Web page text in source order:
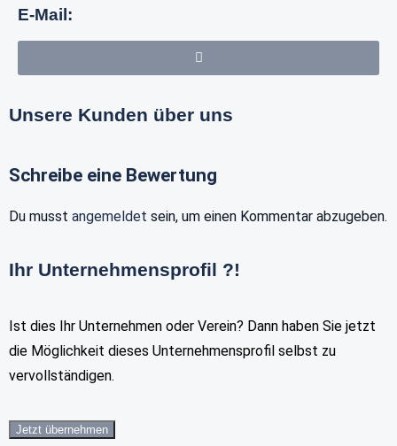
E-Mail:
Unsere Kunden über uns
Schreibe eine Bewertung
Du musst angemeldet sein, um einen Kommentar abzugeben.
Ihr Unternehmensprofil ?!
Ist dies Ihr Unternehmen oder Verein? Dann haben Sie jetzt
die Möglichkeit dieses Unternehmensprofil selbst zu
vervollständigen.
Jetzt übernehmen